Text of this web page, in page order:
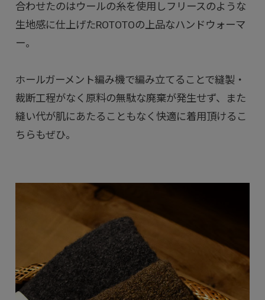
合わせたのはウールの糸を使用しフリースのような
生地感に仕上げたROTOTOの上品なハンドウォーマ
ー。
ホールガーメント編み機で編み立てることで縫製・
裁断工程がなく原料の無駄な廃棄が発生せず、また
縫い代が肌にあたることもなく快適に着用頂けるこ
ちらもぜひ。